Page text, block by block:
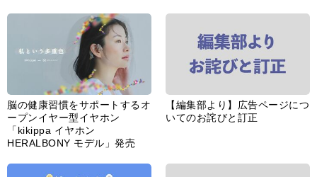
脳の健康習慣をサポートするオ
ープンイヤー型イヤホン
「kikippa イヤホン
HERALBONY モデル」発売
【編集部より】広告ページにつ
いてのお詫びと訂正